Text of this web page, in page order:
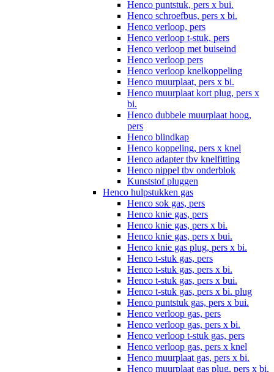
Henco puntstuk, pers x bui.
Henco schroefbus, pers x bi.
Henco verloop, pers
Henco verloop t-stuk, pers
Henco verloop met buiseind
Henco verloop pers
Henco verloop knelkoppeling
Henco muurplaat, pers x bi.
Henco muurplaat kort plug, pers x
bi.
Henco dubbele muurplaat hoog,
pers
Henco blindkap
Henco koppeling, pers x knel
Henco adapter tbv knelfitting
Henco nippel tbv onderblok
Kunststof pluggen
Henco hulpstukken gas
Henco sok gas, pers
Henco knie gas, pers
Henco knie gas, pers x bi.
Henco knie gas, pers x bui.
Henco knie gas plug, pers x bi.
Henco t-stuk gas, pers
Henco t-stuk gas, pers x bi.
Henco t-stuk gas, pers x bui.
Henco t-stuk gas, pers x bi. plug
Henco puntstuk gas, pers x bui.
Henco verloop gas, pers
Henco verloop gas, pers x bi.
Henco verloop t-stuk gas, pers
Henco verloop gas, pers x knel
Henco muurplaat gas, pers x bi.
Henco muurplaat gas plug, pers x bi.